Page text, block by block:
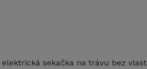
elektrická sekačka na trávu bez